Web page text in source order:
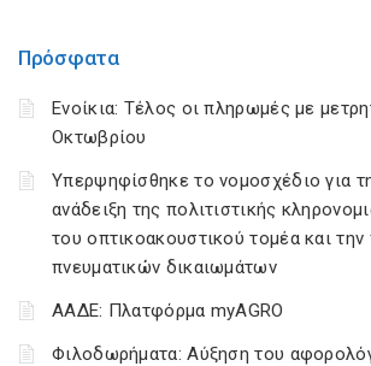
Πρόσφατα
Ενοίκια: Τέλος οι πληρωμές με
Οκτωβρίου
Υπερψηφίσθηκε το νομοσχέδιο για
ανάδειξη της πολιτιστικής
του οπτικοακουστικού τομέα και
πνευματικών δικαιωμάτων
ΑΑΔΕ: Πλατφόρμα myAGRO
Φιλοδωρήματα: Αύξηση του